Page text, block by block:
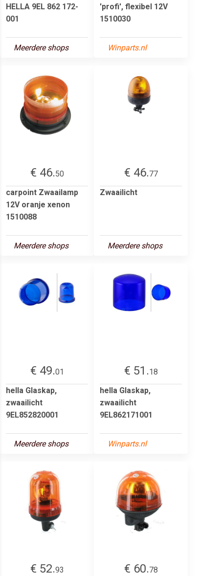
HELLA 9EL 862 172-
001
Meerdere shops
'profi', flexibel 12V
1510030
Winparts.nl
€ 46.50
carpoint Zwaailamp
12V oranje xenon
1510088
Meerdere shops
€ 46.77
Zwaailicht
Meerdere shops
€ 49.01
hella Glaskap,
zwaailicht
9EL852820001
Meerdere shops
€ 51.18
hella Glaskap,
zwaailicht
9EL862171001
Winparts.nl
€ 52.93
€ 60.78